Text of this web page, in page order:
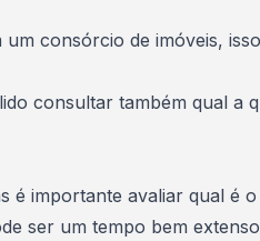
consórcio de imóveis,
consultar também qual a
é importante avaliar qual é
ser um tempo bem